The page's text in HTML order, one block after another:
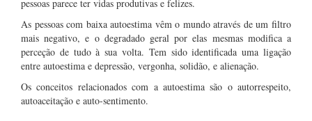
pessoas parece ter vidas produtivas e felizes.
As pessoas com baixa autoestima vêm o mundo através de um filtro
mais negativo, e o degradado geral por elas mesmas modifica a
perceção de tudo à sua volta. Tem sido identificada uma ligação
entre autoestima e depressão, vergonha, solidão, e alienação.
Os conceitos relacionados com a autoestima são o autorrespeito,
autoaceitação e auto-sentimento.